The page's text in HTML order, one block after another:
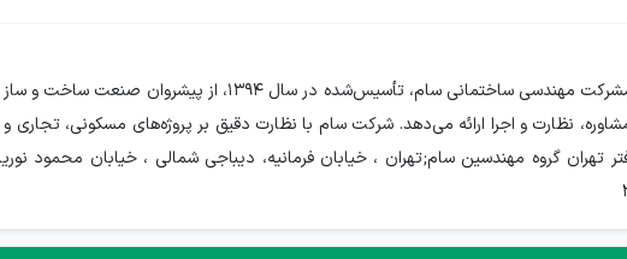
معرفی گروه مهندسین سامشرکت مهندسی ساختمانی
نظارت و اجرا ارائه می‌دهد. شرکت سام با نظارت دقیق بر پروژه‌های مسکونی،